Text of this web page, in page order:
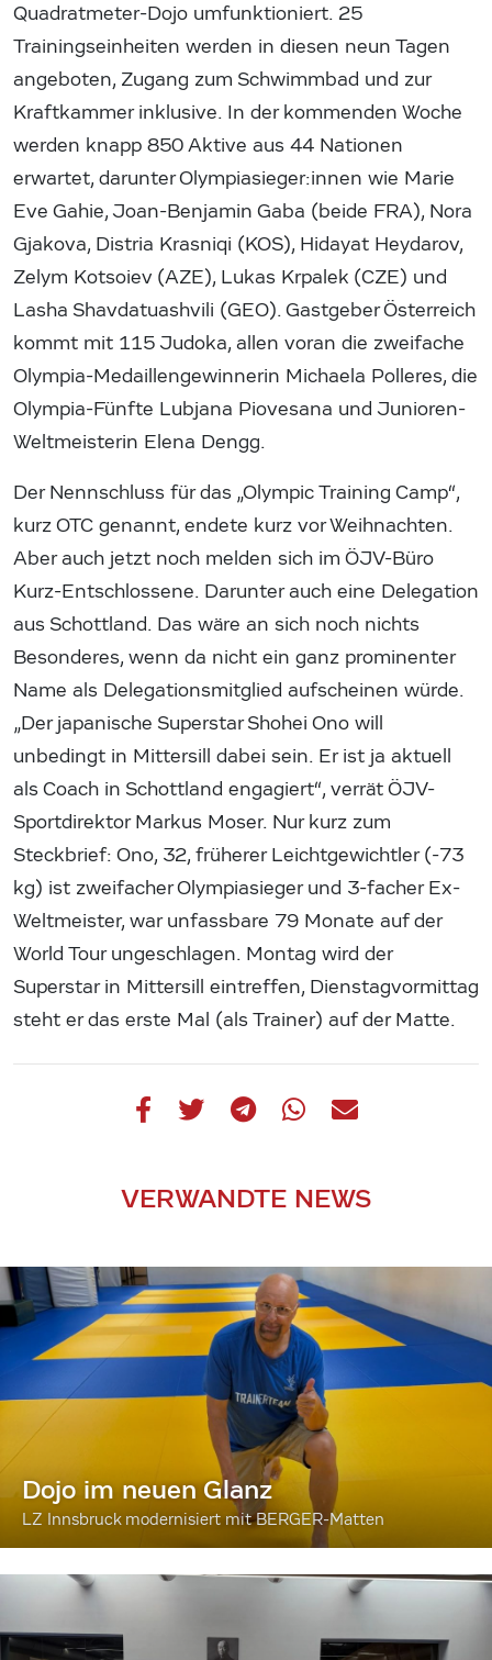
Quadratmeter-Dojo umfunktioniert. 25
Trainingseinheiten werden in diesen neun Tagen
angeboten, Zugang zum Schwimmbad und zur
Kraftkammer inklusive. In der kommenden Woche
werden knapp 850 Aktive aus 44 Nationen
erwartet, darunter Olympiasieger:innen wie Marie
Eve Gahie, Joan-Benjamin Gaba (beide FRA), Nora
Gjakova, Distria Krasniqi (KOS), Hidayat Heydarov,
Zelym Kotsoiev (AZE), Lukas Krpalek (CZE) und
Lasha Shavdatuashvili (GEO). Gastgeber Österreich
kommt mit 115 Judoka, allen voran die zweifache
Olympia-Medaillengewinnerin Michaela Polleres, die
Olympia-Fünfte Lubjana Piovesana und Junioren-
Weltmeisterin Elena Dengg.
Der Nennschluss für das „Olympic Training Camp“,
kurz OTC genannt, endete kurz vor Weihnachten.
Aber auch jetzt noch melden sich im ÖJV-Büro
Kurz-Entschlossene. Darunter auch eine Delegation
aus Schottland. Das wäre an sich noch nichts
Besonderes, wenn da nicht ein ganz prominenter
Name als Delegationsmitglied aufscheinen würde.
„Der japanische Superstar Shohei Ono will
unbedingt in Mittersill dabei sein. Er ist ja aktuell
als Coach in Schottland engagiert“, verrät ÖJV-
Sportdirektor Markus Moser. Nur kurz zum
Steckbrief: Ono, 32, früherer Leichtgewichtler (-73
kg) ist zweifacher Olympiasieger und 3-facher Ex-
Weltmeister, war unfassbare 79 Monate auf der
World Tour ungeschlagen. Montag wird der
Superstar in Mittersill eintreffen, Dienstagvormittag
steht er das erste Mal (als Trainer) auf der Matte.
VERWANDTE NEWS
Dojo im neuen Glanz
LZ Innsbruck modernisiert mit BERGER-Matten